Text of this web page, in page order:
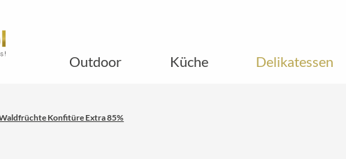
Outdoor Küche Delikatessen
Konfitüre Extra 85%